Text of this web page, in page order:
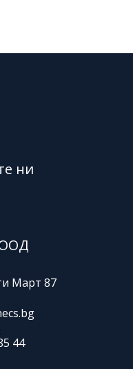
Март 87
44
ни